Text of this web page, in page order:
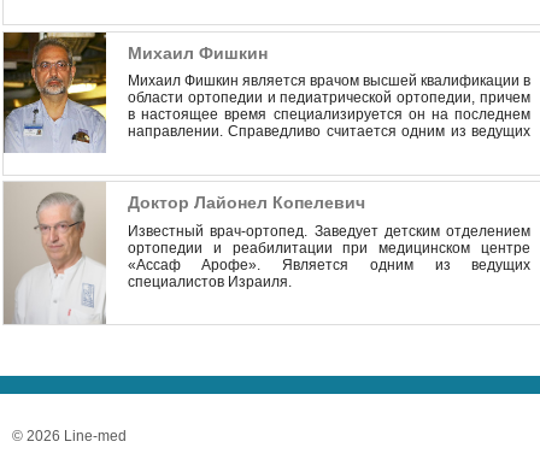
Михаил Фишкин
Михаил Фишкин является врачом высшей квалификации в
области ортопедии и педиатрической ортопедии, причем
в настоящее время специализируется он на последнем
направлении. Справедливо считается одним из ведущих
Доктор Лайонел Копелевич
Известный врач-ортопед. Заведует детским отделением
ортопедии и реабилитации при медицинском центре
«Ассаф Арофе». Является одним из ведущих
специалистов Израиля.
© 2026 Line-med